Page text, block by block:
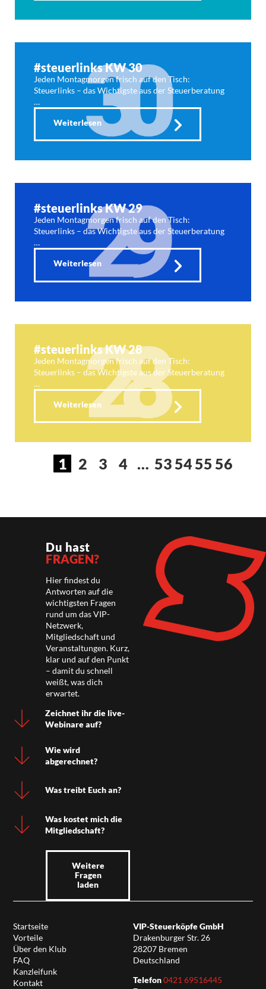
#steuerlinks KW 30
Jeden Montagmorgen frisch auf den Tisch:
Steuerlinks – das Wichtigste aus der Steuerberatung
…
Weiterlesen
#steuerlinks KW 29
Jeden Montagmorgen frisch auf den Tisch:
Steuerlinks – das Wichtigste aus der Steuerberatung
…
Weiterlesen
#steuerlinks KW 28
Jeden Montagmorgen frisch auf den Tisch:
Steuerlinks – das Wichtigste aus der Steuerberatung
…
Weiterlesen
1 2 3 4 … 53545556
Du hast
FRAGEN?
Hier findest du
Antworten auf die
wichtigsten Fragen
rund um das VIP-
Netzwerk,
Mitgliedschaft und
Veranstaltungen. Kurz,
klar und auf den Punkt
– damit du schnell
weißt, was dich
erwartet.
Zeichnet ihr die live-
Webinare auf?
Wie wird
abgerechnet?
Was treibt Euch an?
Was kostet mich die
Mitgliedschaft?
Weitere
Fragen
laden
Startseite
Vorteile
Über den Klub
FAQ
Kanzleifunk
Kontakt
VIP-Steuerköpfe GmbH
Drakenburger Str. 26
28207 Bremen
Deutschland
Telefon0421 69516445